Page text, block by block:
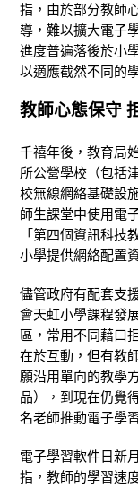
指，由於部分教師
導，難以擴大電子
進度普遍落後於小
以適應截然不同的
教師心態保守
千禧年後，教育局
所公營學校（包括
校無線網絡基礎設
師生課堂中使用電
「第四個資訊科技
小學提供網絡配置
儘管政府有配套支
會天虹小學課程發
區，常用不同藉口
在於互動，但有教
願沿用單向的教學
品），到現在仍覺
名老師推動電子學
電子學習軟件日新
指，教師的學習速